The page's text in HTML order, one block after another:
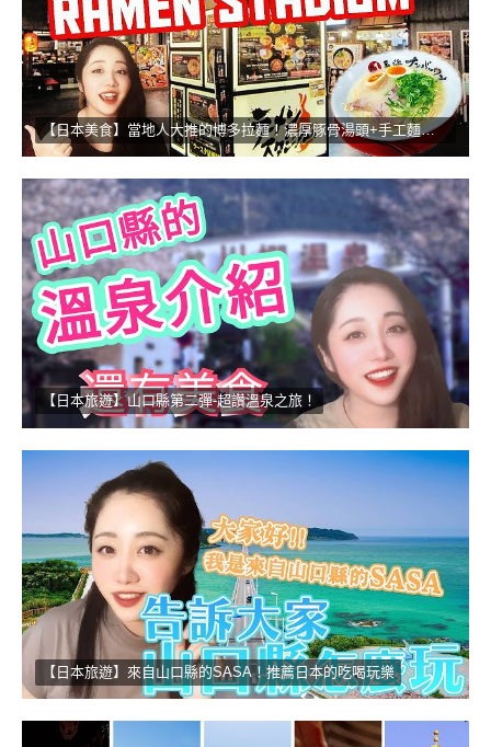
【日本美食】當地人大推的博多拉麵！濃厚豚骨湯頭+手工麵的無敵組合
【日本旅遊】山口縣第二彈-超讚溫泉之旅！
【日本旅遊】來自山口縣的SASA！推薦日本的吃喝玩樂